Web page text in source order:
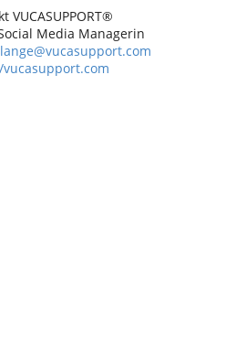
VUCASUPPORT®
Media Managerin